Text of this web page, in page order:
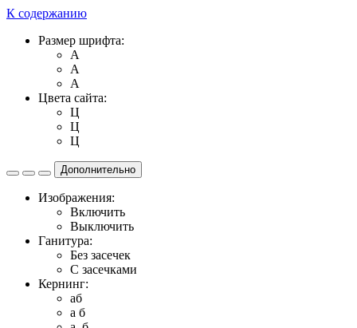
К содержанию
Размер шрифта:
A
A
A
Цвета сайта:
Ц
Ц
Ц
Дополнительно
Изображения:
Включить
Выключить
Ганитура:
Без засечек
С засечками
Кернинг:
aб
a б